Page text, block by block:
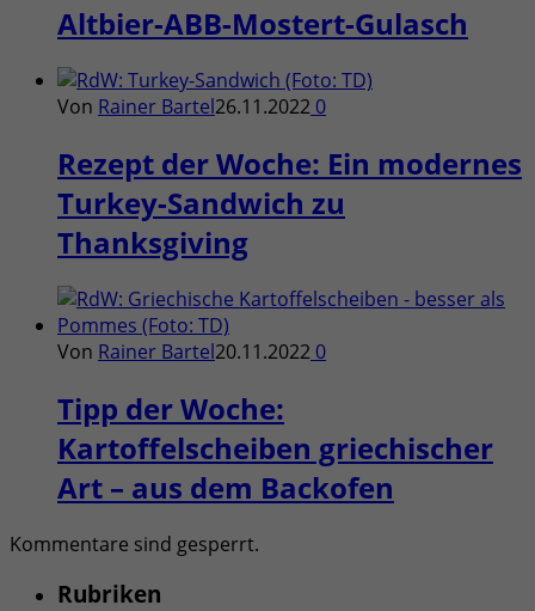
Altbier-ABB-Mostert-Gulasch
Von Rainer Bartel26.11.2022 0
Rezept der Woche: Ein modernes
Turkey-Sandwich zu
Thanksgiving
Von Rainer Bartel20.11.2022 0
Tipp der Woche:
Kartoffelscheiben griechischer
Art – aus dem Backofen
Kommentare sind gesperrt.
Rubriken